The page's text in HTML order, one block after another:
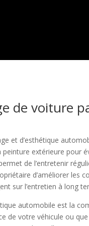
de voiture
et d’esthétique
extérieure pour
de l’entretenir
d’améliorer les
sur l’entretien à long
automobile est la
de votre véhicule ou